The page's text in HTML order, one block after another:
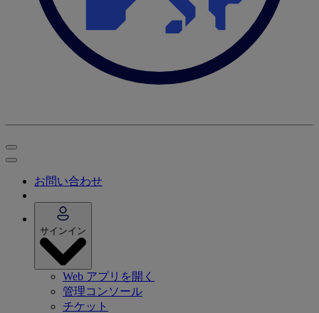
お問い合わせ
サインイン
Web アプリを開く
管理コンソール
チケット